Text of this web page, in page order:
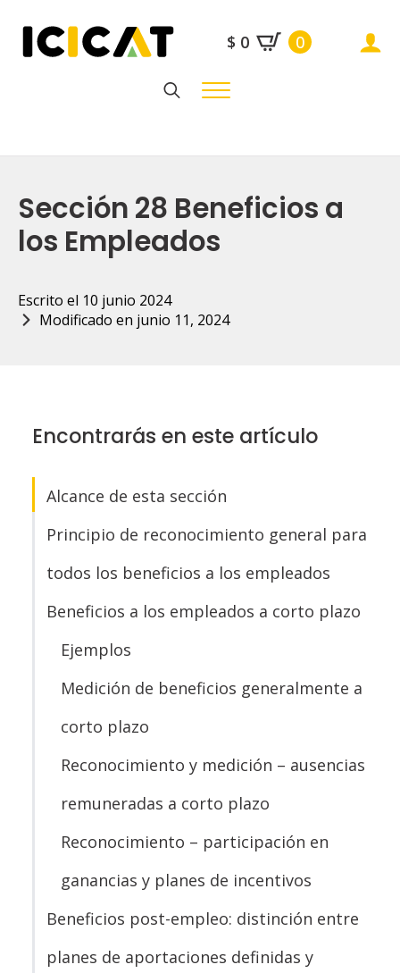
$ 0 0
Sección 28 Beneficios a
los Empleados
Escrito el 10 junio 2024
Modificado en junio 11, 2024
Encontrarás en este artículo
Alcance de esta sección
Principio de reconocimiento general para
todos los beneficios a los empleados
Beneficios a los empleados a corto plazo
Ejemplos
Medición de beneficios generalmente a
corto plazo
Reconocimiento y medición – ausencias
remuneradas a corto plazo
Reconocimiento – participación en
ganancias y planes de incentivos
Beneficios post-empleo: distinción entre
planes de aportaciones definidas y